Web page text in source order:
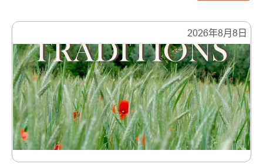
2026年8月8日